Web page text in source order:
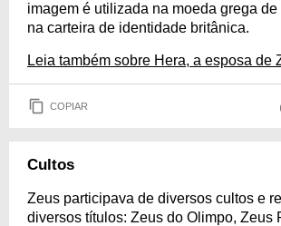
imagem é utilizada na moeda grega
na carteira de identidade britânica.
Leia também sobre Hera, a esposa de
COPIAR
Cultos
Zeus participava de diversos cultos e
diversos títulos: Zeus do Olimpo, Zeus